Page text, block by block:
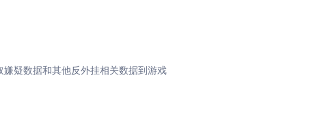
疑数据和其他反外挂相关数据到游戏